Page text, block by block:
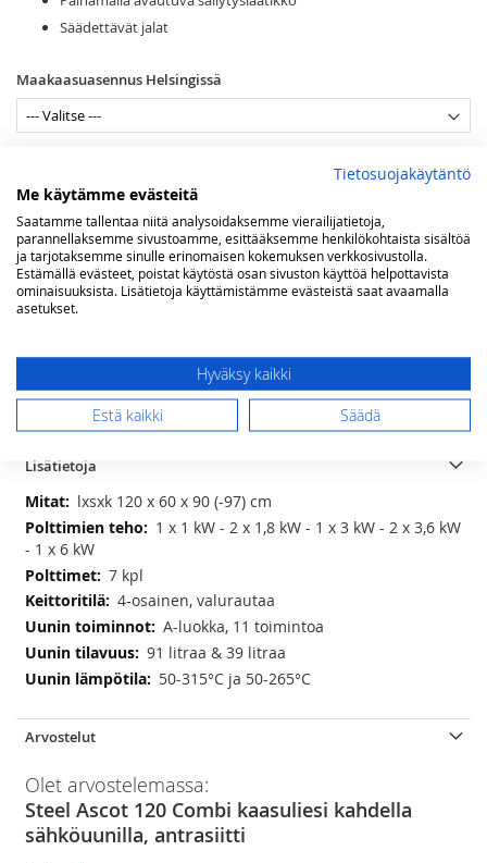
Säädettävät jalat
Maakaasuasennus Helsingissä
Viimeistely
LISÄÄ TOIVELISTAAN
Lisätietoja
Lisätietojalxsxk 120 x 60 x 90 (-97) cm
1 x 1 kW - 2 x 1,8 kW - 1 x 3 kW - 2 x 3,6 kW
- 1 x 6 kW
7 kpl
4-osainen, valurautaa
A-luokka, 11 toimintoa
91 litraa & 39 litraa
50-315°C ja 50-265°C
Arvostelut
Olet arvostelemassa:
Steel Ascot 120 Combi kaasuliesi kahdella
sähköuunilla, antrasiitti
Tietosuojakäytäntö
Me käytämme evästeitä
Saatamme tallentaa niitä analysoidaksemme vierailijatietoja,
parannellaksemme sivustoamme, esittääksemme henkilökohtaista sisältöä
ja tarjotaksemme sinulle erinomaisen kokemuksen verkkosivustolla.
Estämällä evästeet, poistat käytöstä osan sivuston käyttöä helpottavista
ominaisuuksista. Lisätietoja käyttämistämme evästeistä saat avaamalla
asetukset.
Hyväksy kaikki
Estä kaikki Säädä